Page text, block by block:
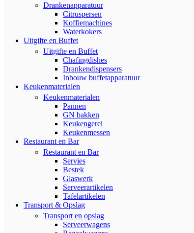
Drankenapparatuur
Citruspersen
Koffiemachines
Waterkokers
Uitgifte en Buffet
Uitgifte en Buffet
Chafingdishes
Drankendispensers
Inbouw buffetapparatuur
Keukenmaterialen
Keukenmaterialen
Pannen
GN bakken
Keukengerei
Keukenmessen
Restaurant en Bar
Restaurant en Bar
Servies
Bestek
Glaswerk
Serveerartikelen
Tafelartikelen
Transport & Opslag
Transport en opslag
Serveerwagens